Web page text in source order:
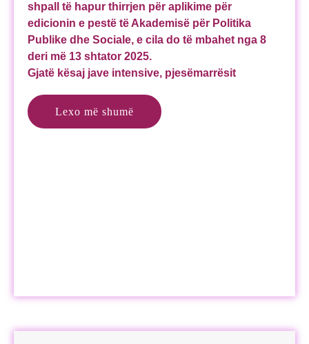
shpall të hapur thirrjen për aplikime për
edicionin e pestë të Akademisë për Politika
Publike dhe Sociale, e cila do të mbahet nga 8
deri më 13 shtator 2025.
Gjatë kësaj jave intensive, pjesëmarrësit
Lexo më shumë